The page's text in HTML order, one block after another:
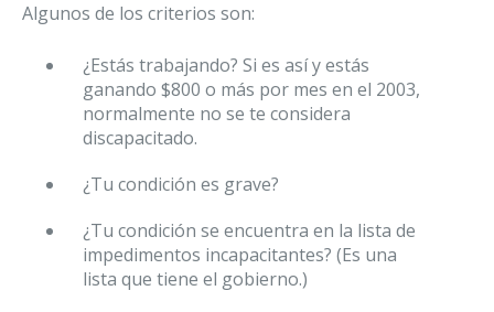
Algunos de los criterios son:
¿Estás trabajando? Si es así y estás
ganando $800 o más por mes en el 2003,
normalmente no se te considera
discapacitado.
¿Tu condición es grave?
¿Tu condición se encuentra en la lista de
impedimentos incapacitantes? (Es una
lista que tiene el gobierno.)